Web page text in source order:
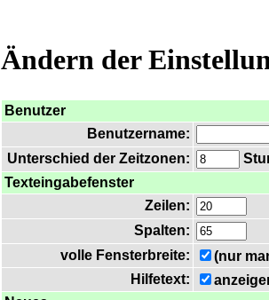
Ändern der
Benutzer
Benutzername:
Unterschied der Zeitzonen:
Texteingabefenster
Zeilen:
Spalten:
volle Fensterbreite:
(nur
Hilfetext: